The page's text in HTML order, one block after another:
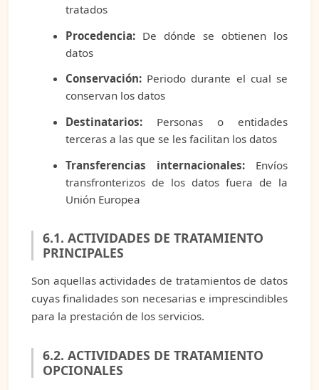
tratados
Procedencia: De dónde se obtienen los
datos
Conservación: Periodo durante el cual se
conservan los datos
Destinatarios: Personas o entidades
terceras a las que se les facilitan los datos
Transferencias internacionales: Envíos
transfronterizos de los datos fuera de la
Unión Europea
6.1. ACTIVIDADES DE TRATAMIENTO
PRINCIPALES
Son aquellas actividades de tratamientos de datos
cuyas finalidades son necesarias e imprescindibles
para la prestación de los servicios.
6.2. ACTIVIDADES DE TRATAMIENTO
OPCIONALES